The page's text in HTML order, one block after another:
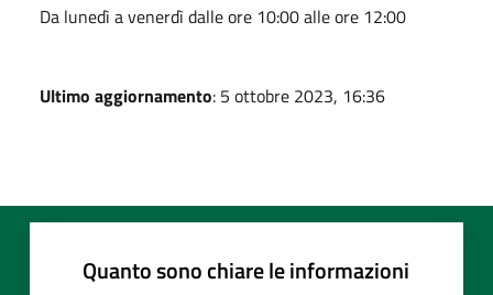
Da lunedì a venerdì dalle ore 10:00 alle ore 12:00
Ultimo aggiornamento: 5 ottobre 2023, 16:36
Quanto sono chiare le informazioni